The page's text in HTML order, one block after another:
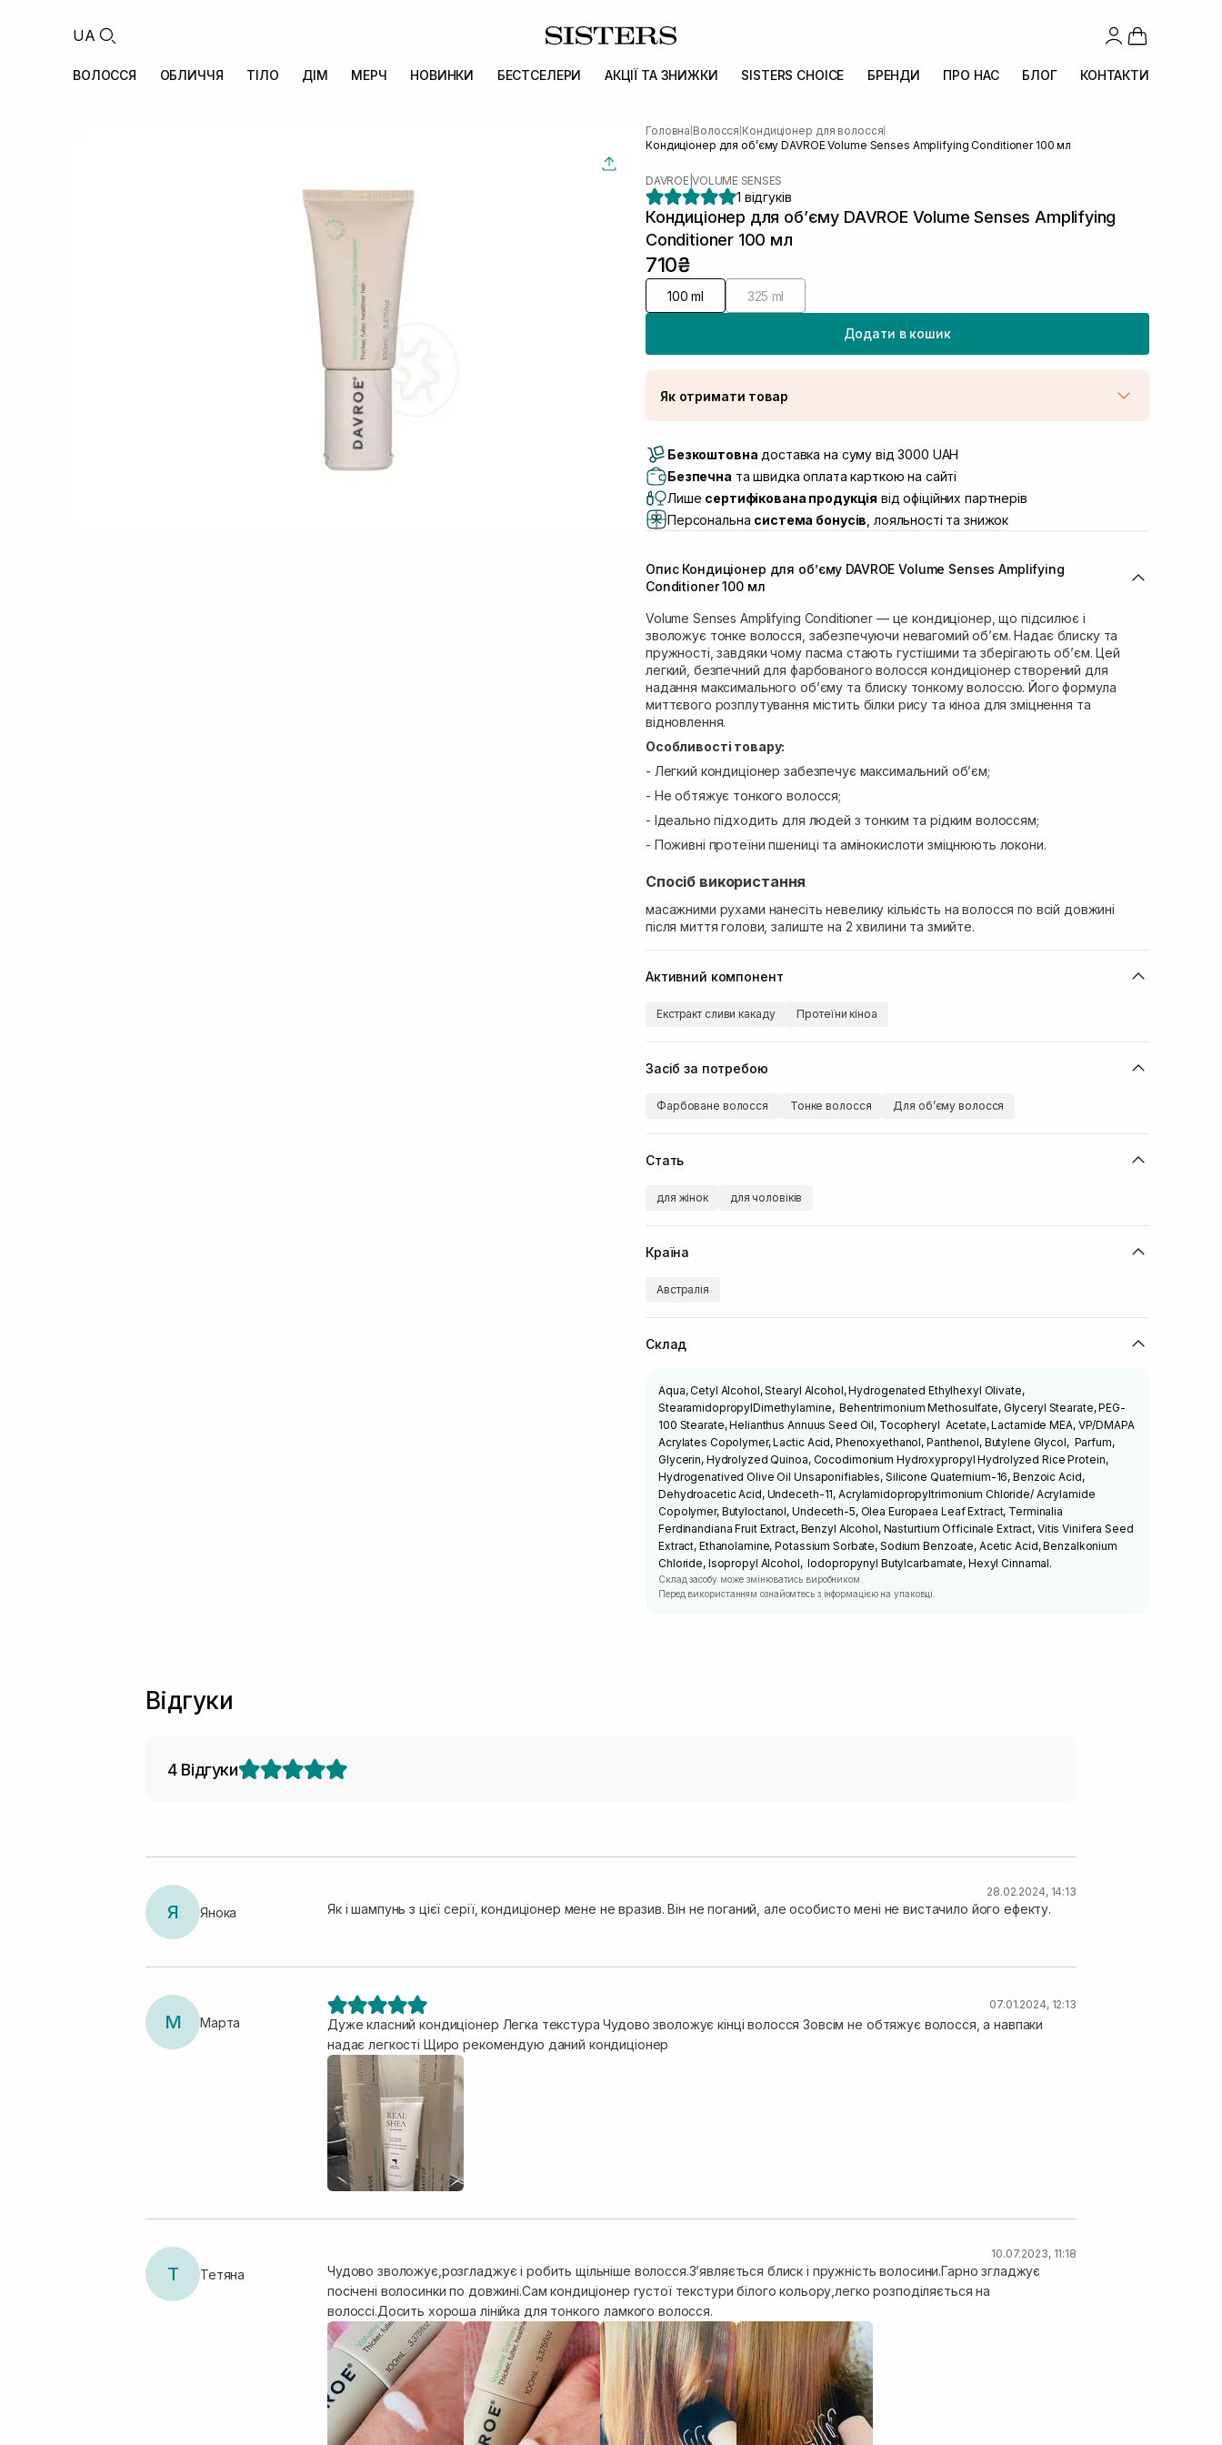
UA
ВОЛОССЯ ОБЛИЧЧЯ ТІЛО ДІМ МЕРЧ НОВИНКИ БЕСТСЕЛЕРИ АКЦІЇ ТА ЗНИЖКИ SISTERS CHOICE БРЕНДИ ПРО НАС БЛОГ КОНТАКТИ
Головна Волосся Кондиціонер для волосся
Кондиціонер для об’єму DAVROE Volume Senses Amplifying Conditioner 100 мл
DAVROE|VOLUME SENSES
1 відгуків
Кондиціонер для об’єму DAVROE Volume Senses Amplifying
Conditioner 100 мл
710₴
100 ml 325 ml
Додати в кошик
Як отримати товар
Самовивіз м. Луцьк, вул. Винниченка 4
Самовивіз м. Львів, вул. Академіка Підстригача, 1В
(Duck’s Lake)
Самовивіз м. Львів, вул. Івана Франка 36
Самовивіз м. Львів, вул. Степана Бандери 45 В наявності
Самовивіз м. Рівне, вул. Кулика і Гудачека 23 (ТЦ
Екватор)
Немає в наявності!
Безкоштовна доставка на суму від 3000 UAH
Безпечна та швидка оплата карткою на сайті
Лише сертифікована продукція від офіційних партнерів
Персональна система бонусів , лояльності та знижок
Опис Кондиціонер для об’єму DAVROE Volume Senses Amplifying
Conditioner 100 мл
Volume Senses Amplifying Conditioner — це кондиціонер, що підсилює і
зволожує тонке волосся, забезпечуючи невагомий об’єм. Надає блиску та
пружності, завдяки чому пасма стають густішими та зберігають об’єм. Цей
легкий, безпечний для фарбованого волосся кондиціонер створений для
надання максимального об’єму та блиску тонкому волоссю. Його формула
миттєвого розплутування містить білки рису та кіноа для зміцнення та
відновлення.
Особливості товару:
- Легкий кондиціонер забезпечує максимальний об’єм;
- Не обтяжує тонкого волосся;
- Ідеально підходить для людей з тонким та рідким волоссям;
- Поживні протеїни пшениці та амінокислоти зміцнюють локони.
Спосіб використання
масажними рухами нанесіть невелику кількість на волосся по всій довжині
після миття голови, залиште на 2 хвилини та змийте.
Активний компонент
Екстракт сливи какаду Протеїни кіноа
Засіб за потребою
Фарбоване волосся Тонке волосся Для обʼєму волосся
Стать
для жінок для чоловіків
Країна
Австралія
Склад
Aqua, Cetyl Alcohol, Stearyl Alcohol, Hydrogenated Ethylhexyl Olivate,
StearamidopropylDimethylamine, Behentrimonium Methosulfate, Glyceryl Stearate, PEG-
100 Stearate, Helianthus Annuus Seed Oil, Tocopheryl Acetate, Lactamide MEA, VP/DMAPA
Acrylates Copolymer, Lactic Acid, Phenoxyethanol, Panthenol, Butylene Glycol, Parfum,
Glycerin, Hydrolyzed Quinoa, Cocodimonium Hydroxypropyl Hydrolyzed Rice Protein,
Hydrogenatived Olive Oil Unsaponifiables, Silicone Quaternium-16, Benzoic Acid,
Dehydroacetic Acid, Undeceth-11, Acrylamidopropyltrimonium Chloride/ Acrylamide
Copolymer, Butyloctanol, Undeceth-5, Olea Europaea Leaf Extract, Terminalia
Ferdinandiana Fruit Extract, Benzyl Alcohol, Nasturtium Officinale Extract, Vitis Vinifera Seed
Extract, Ethanolamine, Potassium Sorbate, Sodium Benzoate, Acetic Acid, Benzalkonium
Chloride, Isopropyl Alcohol, Iodopropynyl Butylcarbamate, Hexyl Cinnamal.
Склад засобу може змінюватись виробником.
Перед використанням ознайомтесь з інформацією на упаковці.
Відгуки
4 Відгуки
Я Янока
28.02.2024, 14:13
Як і шампунь з цієї серії, кондиціонер мене не вразив. Він не поганий, але особисто мені не вистачило його ефекту.
М Марта
07.01.2024, 12:13
Дуже класний кондиціонер Легка текстура Чудово зволожує кінці волосся Зовсім не обтяжує волосся, а навпаки
надає легкості Щиро рекомендую даний кондиціонер
Т Тетяна
10.07.2023, 11:18
Чудово зволожує,розгладжує і робить щільніше волосся.Зʼявляється блиск і пружність волосини.Гарно згладжує
посічені волосинки по довжині.Сам кондиціонер густої текстури білого кольору,легко розподіляється на
волоссі.Досить хороша лінійка для тонкого ламкого волосся.